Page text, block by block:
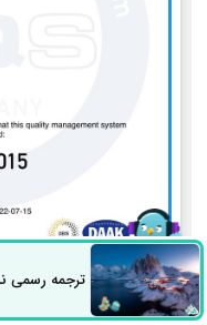
ترجمه رسمیراه های ارتباطی